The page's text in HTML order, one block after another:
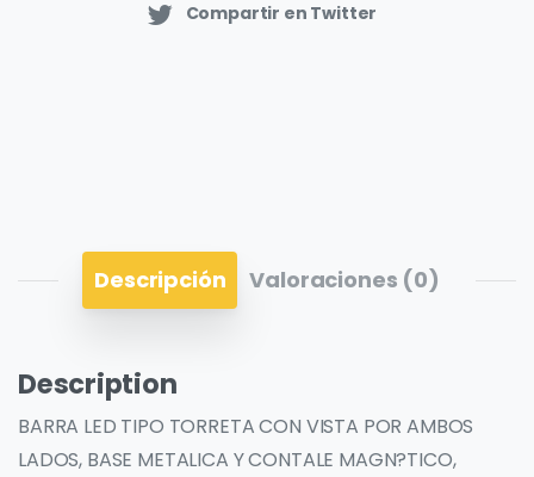
Compartir en Twitter
Descripción Valoraciones (0)
Description
BARRA LED TIPO TORRETA CON VISTA POR AMBOS
LADOS, BASE METALICA Y CONTALE MAGN?TICO,